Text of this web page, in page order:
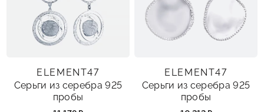
ELEMENT47
Серьги из серебра 925
пробы
ELEMENT47
Серьги из серебра 925
пробы